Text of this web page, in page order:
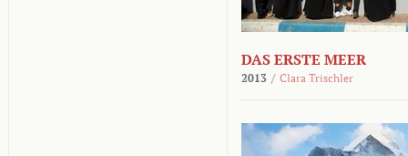
DAS ERSTE MEER
2013 / Clara Trischler